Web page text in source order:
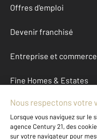
Offres d'emploi
Devenir franchisé
Entreprise et commerce
Fine Homes & Estates
À propos
International